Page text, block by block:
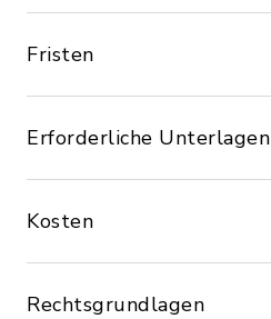
Fristen
Erforderliche Unterlagen
Kosten
Rechtsgrundlagen